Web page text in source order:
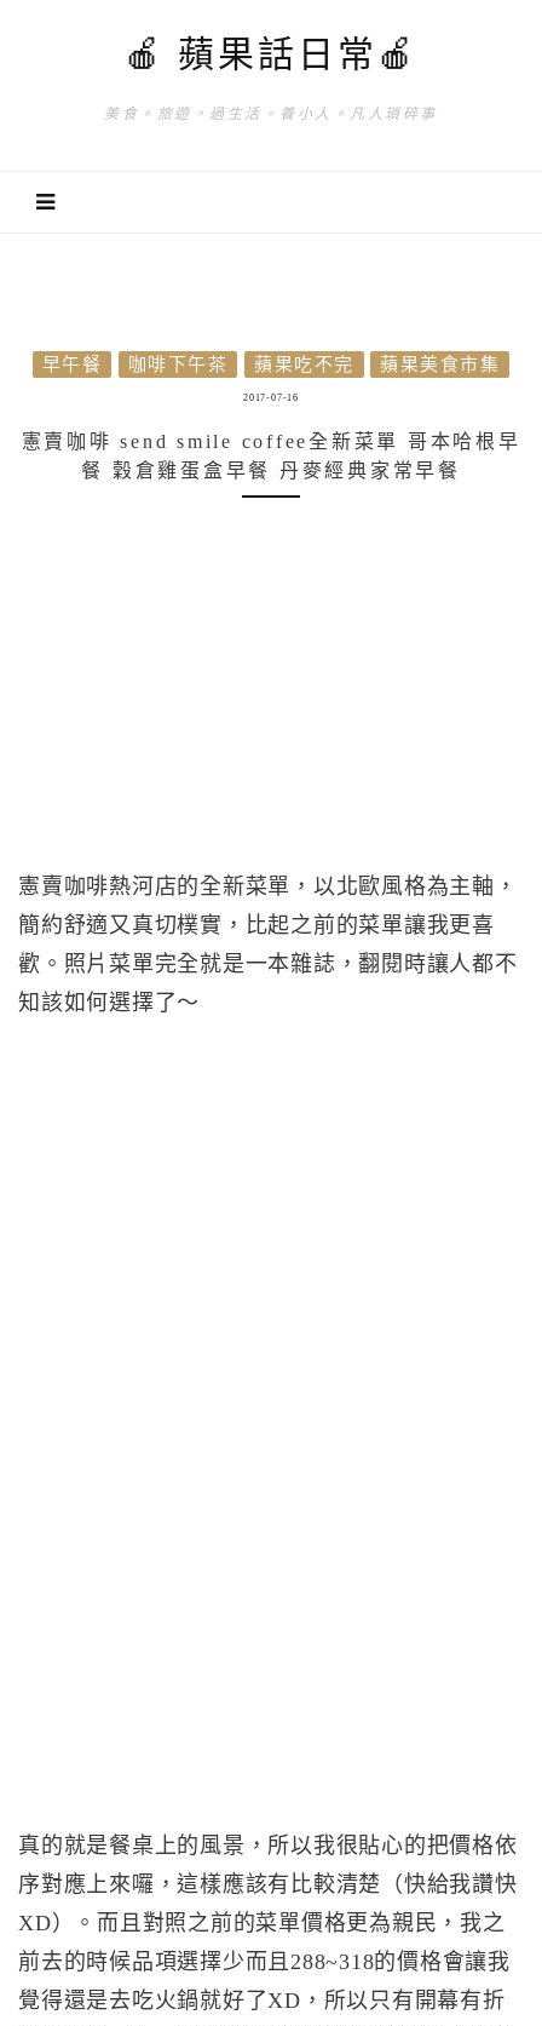
🍎 蘋果話日常🍎
美食。旅遊。過生活。養小人。凡人瑣碎事
早午餐 咖啡下午茶 蘋果吃不完 蘋果美食市集
2017-07-16
憲賣咖啡 send smile coffee全新菜單 哥本哈根早
餐 穀倉雞蛋盒早餐 丹麥經典家常早餐
憲賣咖啡熱河店的全新菜單，以北歐風格為主軸，
簡約舒適又真切樸實，比起之前的菜單讓我更喜
歡。照片菜單完全就是一本雜誌，翻閱時讓人都不
知該如何選擇了～
真的就是餐桌上的風景，所以我很貼心的把價格依
序對應上來囉，這樣應該有比較清楚（快給我讚快
XD）。而且對照之前的菜單價格更為親民，我之
前去的時候品項選擇少而且288~318的價格會讓我
覺得還是去吃火鍋就好了XD，所以只有開幕有折